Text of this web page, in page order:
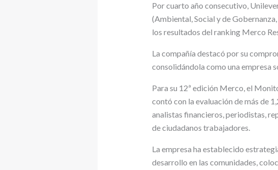
Por cuarto año consecutivo,
(Ambiental, Social y de
los resultados del ranking Merco
La compañía destacó por su
consolidándola como una empresa
Para su 12ª edición Merco, el
contó con la evaluación de más de
analistas financieros, periodistas,
de ciudadanos trabajadores.
La empresa ha establecido
desarrollo en las comunidades,